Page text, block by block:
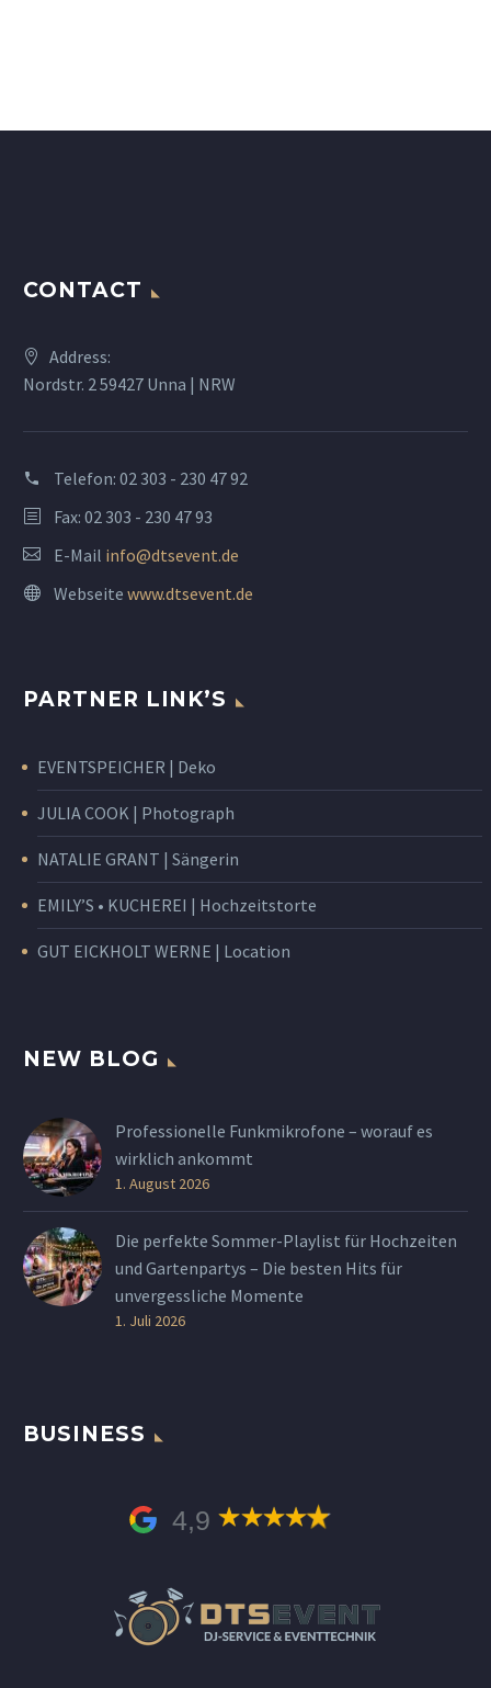
CONTACT
Address:
Nordstr. 2 59427 Unna | NRW
Telefon: 02 303 - 230 47 92
Fax: 02 303 - 230 47 93
E-Mail info@dtsevent.de
Webseite www.dtsevent.de
PARTNER LINK’S
EVENTSPEICHER | Deko
JULIA COOK | Photograph
NATALIE GRANT | Sängerin
EMILY’S • KUCHEREI | Hochzeitstorte
GUT EICKHOLT WERNE | Location
NEW BLOG
Professionelle Funkmikrofone – worauf es
wirklich ankommt
1. August 2026
Die perfekte Sommer-Playlist für Hochzeiten
und Gartenpartys – Die besten Hits für
unvergessliche Momente
1. Juli 2026
BUSINESS
4,9